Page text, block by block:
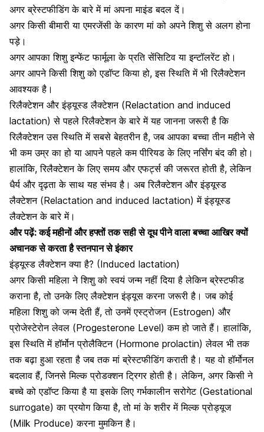
अगर ब्रेस्टफीडिंग के बारे में मां अपना माइंड बदल दें।
अगर किसीबीमारी या एमरजेंसी के कारणमां को अपने शिशु से अलग होना
पड़े।
अगर आपका शिशु इन्फेंट फार्मूला के प्रति सेंसिटिव या इन्टॉलरेंट हो।
अगर आपने किसी शिशु को एडॉप्ट किया हो, इस स्थिति में भी रिलैक्टेशन
आवश्यक है।
रिलैक्टेशन और इंड्यूस्ड लैक्टेशन (Relactation and induced
lactation) से पहले रिलैक्टेशन के बारे में यह जानना जरूरी है कि
रिलैक्टेशन उस स्थिति में सबसे बेहतरीन है, जब आपकाबच्चा तीन महीने से
भी कम उम्रका हो या आपने पहले कम पीरियड के लिए नर्सिंग बंद की हो।
हालांकि, रिलैक्टेशन के लिए समय और एफर्ट्स की जरूरत होती है, लेकिन
धैर्य और दृढ़ता के साथ यह संभव है। अब रिलैक्टेशन और इंड्यूस्ड
लैक्टेशन (Relactation and induced lactation) में इंड्यूस्ड
लैक्टेशन के बारे में।
और पढ़ें:कई महीनों और हफ्तों तक सही से दूध पीने वाला बच्चा आखिर क्यों
अचानक से करता है स्तनपान से इंकार
इंड्यूस्ड लैक्टेशन क्या है? (Induced lactation)
अगर किसी महिला ने शिशु को स्वयं जन्म नहीं दिया है लेकिन ब्रेस्टफीड
कराना है, तो उनके लिए लैक्टेशन इंड्यूस करना जरूरी है। जब कोई
महिला शिशु को जन्म देती हैं, तो उनमेंएस्ट्रोजन (Estrogen) और
प्रोजेस्टेरोन लेवल (Progesterone Level) कम हो जाते हैं। हालांकि,
इस स्थिति में हॉर्मोन प्रोलैक्टिन (Hormone prolactin) लेवल भी तक
तक बढ़ा हुआ रहता है जब तक मां ब्रेस्टफीडिंग कराती है। यह वो हॉर्मोनल
बदलाव हैं, जिनसे मिल्क प्रोडक्शन ट्रिगर होती है। लेकिन, अगर किसी ने
बच्चे को एडॉप्ट किया है या इसके लिए गर्भकालीन सरोगेट (Gestational
surrogate) का प्रयोग किया है, तो मां के शरीर में मिल्क प्रोड्यूज
(Milk Produce) करना मुमकिन है।